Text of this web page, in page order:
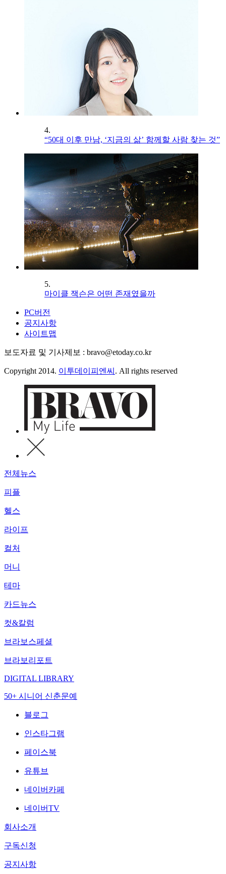
4.
“50대 이후 만남, ‘지금의 삶’ 함께할 사람 찾는 것”
5.
마이클 잭슨은 어떤 존재였을까
PC버전
공지사항
사이트맵
보도자료 및 기사제보 : bravo@etoday.co.kr
Copyright 2014. 이투데이피엔씨 . All rights reserved
전체뉴스
피플
헬스
라이프
컬처
머니
테마
카드뉴스
컷&칼럼
브라보스페셜
브라보리포트
DIGITAL LIBRARY
50+ 시니어 신춘문예
블로그
인스타그램
페이스북
유튜브
네이버카페
네이버TV
회사소개
구독신청
공지사항